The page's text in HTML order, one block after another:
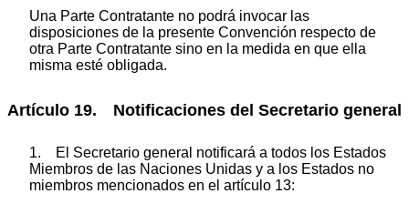
Una Parte Contratante no podrá invocar las
disposiciones de la presente Convención respecto de
otra Parte Contratante sino en la medida en que ella
misma esté obligada.
Artículo 19. Notificaciones del Secretario general
1. El Secretario general notificará a todos los Estados
Miembros de las Naciones Unidas y a los Estados no
miembros mencionados en el artículo 13: